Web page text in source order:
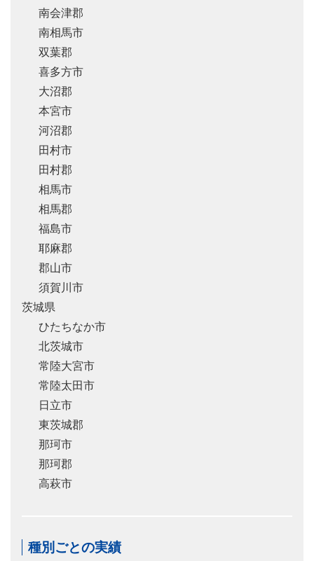
南会津郡
南相馬市
双葉郡
喜多方市
大沼郡
本宮市
河沼郡
田村市
田村郡
相馬市
相馬郡
福島市
耶麻郡
郡山市
須賀川市
茨城県
ひたちなか市
北茨城市
常陸大宮市
常陸太田市
日立市
東茨城郡
那珂市
那珂郡
高萩市
種別ごとの実績